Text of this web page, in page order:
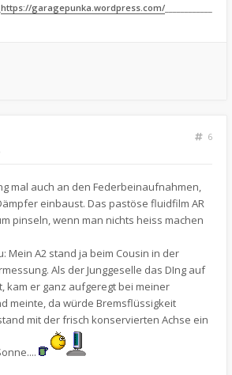
https://garagepunka.wordpress.com/
6
mal auch an den Federbeinaufnahmen,
einbaust. Das pastöse fluidfilm AR
pinseln, wenn man nichts heiss machen
Mein A2 stand ja beim Cousin in der
Als der Junggeselle das DIng auf
kam er ganz aufgeregt bei meiner
meinte, da würde Bremsflüssigkeit
mit der frisch konservierten Achse ein